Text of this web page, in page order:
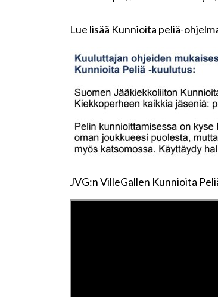
Lue lisää Kunnioita peliä-
JVG:n VilleGallen Kunnioita